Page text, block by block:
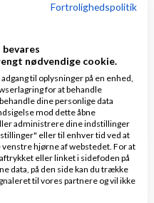
dag
Div.
Fortrolighedspolitik
nødvendige cookie.
til oplysninger på en enhed,
for at behandle
dine personlige data
mod dette åbne
administrere dine indstillinger
eller til enhver tid ved at
hjørne af webstedet. For at
eller linket i sidefoden på
data, på den side kan du trække
til vores partnere og vil ikke